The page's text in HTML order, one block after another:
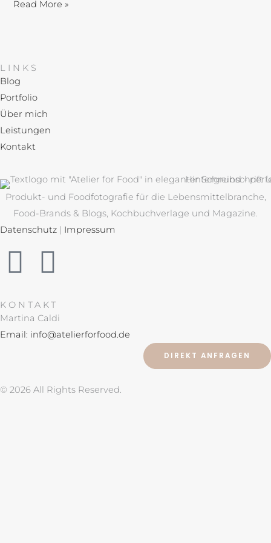
Read More »
LINKS
Blog
Portfolio
Über mich
Leistungen
Kontakt
Produkt- und Foodfotografie für die Lebensmittelbranche,
Food-Brands & Blogs, Kochbuchverlage und Magazine.
Datenschutz | Impressum
I
n
s
a
P
i
n
t
e
KONTAKT
Martina Caldi
Email: info@atelierforfood.de
DIREKT ANFRAGEN
© 2026 All Rights Reserved.